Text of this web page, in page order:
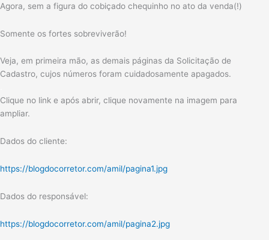
Agora, sem a figura do cobiçado chequinho no ato da venda(!)
Somente os fortes sobreviverão!
Veja, em primeira mão, as demais páginas da Solicitação de
Cadastro, cujos números foram cuidadosamente apagados.
Clique no link e após abrir, clique novamente na imagem para
ampliar.
Dados do cliente:
https://blogdocorretor.com/amil/pagina1.jpg
Dados do responsável:
https://blogdocorretor.com/amil/pagina2.jpg